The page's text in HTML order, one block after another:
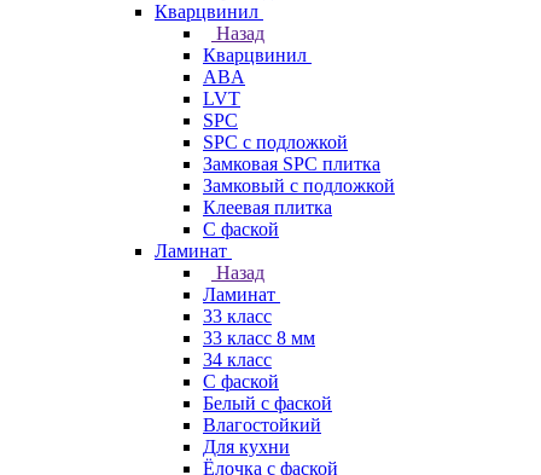
Кварцвинил
Назад
Кварцвинил
ABA
LVT
SPC
SPC с подложкой
Замковая SPC плитка
Замковый с подложкой
Клеевая плитка
С фаской
Ламинат
Назад
Ламинат
33 класс
33 класс 8 мм
34 класс
C фаской
Белый с фаской
Влагостойкий
Для кухни
Ёлочка с фаской